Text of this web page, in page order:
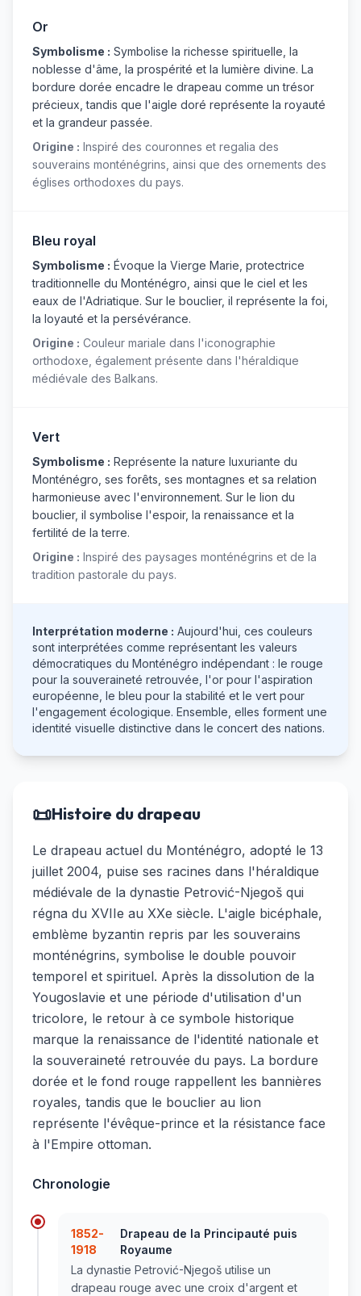
Or
Symbolisme : Symbolise la richesse spirituelle, la
noblesse d'âme, la prospérité et la lumière divine. La
bordure dorée encadre le drapeau comme un trésor
précieux, tandis que l'aigle doré représente la royauté
et la grandeur passée.
Origine : Inspiré des couronnes et regalia des
souverains monténégrins, ainsi que des ornements des
églises orthodoxes du pays.
Bleu royal
Symbolisme : Évoque la Vierge Marie, protectrice
traditionnelle du Monténégro, ainsi que le ciel et les
eaux de l'Adriatique. Sur le bouclier, il représente la foi,
la loyauté et la persévérance.
Origine : Couleur mariale dans l'iconographie
orthodoxe, également présente dans l'héraldique
médiévale des Balkans.
Vert
Symbolisme : Représente la nature luxuriante du
Monténégro, ses forêts, ses montagnes et sa relation
harmonieuse avec l'environnement. Sur le lion du
bouclier, il symbolise l'espoir, la renaissance et la
fertilité de la terre.
Origine : Inspiré des paysages monténégrins et de la
tradition pastorale du pays.
Interprétation moderne : Aujourd'hui, ces couleurs
sont interprétées comme représentant les valeurs
démocratiques du Monténégro indépendant : le rouge
pour la souveraineté retrouvée, l'or pour l'aspiration
européenne, le bleu pour la stabilité et le vert pour
l'engagement écologique. Ensemble, elles forment une
identité visuelle distinctive dans le concert des nations.
📜Histoire du drapeau
Le drapeau actuel du Monténégro, adopté le 13
juillet 2004, puise ses racines dans l'héraldique
médiévale de la dynastie Petrović-Njegoš qui
régna du XVIIe au XXe siècle. L'aigle bicéphale,
emblème byzantin repris par les souverains
monténégrins, symbolise le double pouvoir
temporel et spirituel. Après la dissolution de la
Yougoslavie et une période d'utilisation d'un
tricolore, le retour à ce symbole historique
marque la renaissance de l'identité nationale et
la souveraineté retrouvée du pays. La bordure
dorée et le fond rouge rappellent les bannières
royales, tandis que le bouclier au lion
représente l'évêque-prince et la résistance face
à l'Empire ottoman.
Chronologie
1852-
1918
Drapeau de la Principauté puis
Royaume
La dynastie Petrović-Njegoš utilise un
drapeau rouge avec une croix d'argent et